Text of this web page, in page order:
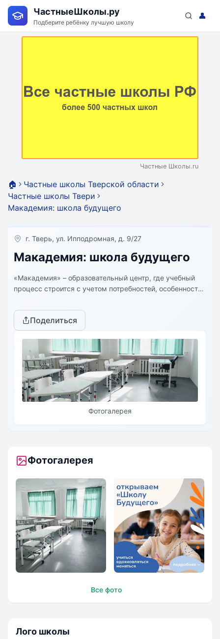
ЧастныеШколы.ру
Подберите ребёнку лучшую школу
👤
Частные Школы.ru
🏠
Частные школы Тверской области
Частные школы Твери
Макадемия: школа будущего
г. Тверь, ул. Ипподромная, д. 9/27
Макадемия: школа будущего
«Макадемия» – образовательный центр, где учебный
процесс строится с учетом потребностей, особенностей
Поделиться
Фотогалерея
Фотогалерея
Макадемия: школаВсе фото
Лого школы